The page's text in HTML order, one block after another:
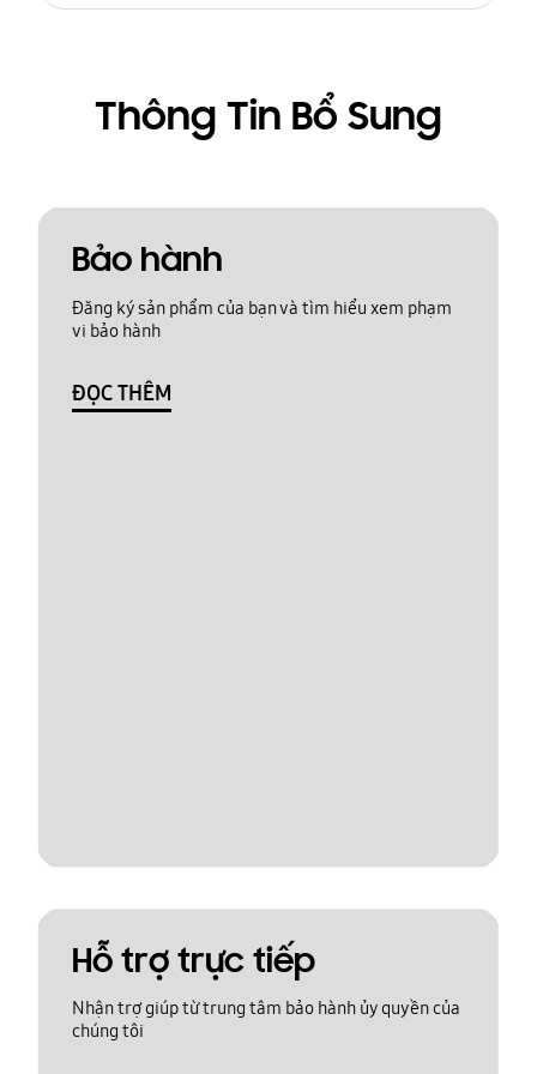
Thông Tin Bổ Sung
Bảo hành
Đăng ký sản phẩm của bạn và tìm hiểu xem phạm
vi bảo hành
ĐỌC THÊM
Hỗ trợ trực tiếp
Nhận trợ giúp từ trung tâm bảo hành ủy quyền của
chúng tôi